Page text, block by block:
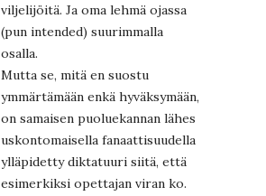
viljelijöitä. Ja oma lehmä ojassa
(pun intended) suurimmalla
osalla.
Mutta se, mitä en suostu
ymmärtämään enkä hyväksymään,
on samaisen puoluekannan lähes
uskontomaisella fanaattisuudella
ylläpidetty diktatuuri siitä, että
esimerkiksi opettajan viran ko.